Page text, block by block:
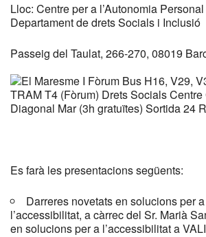
Lloc: Centre per a l’Autonomia
Departament de drets Socials i Inclusió
Passeig del Taulat, 266-270,
Es farà les presentacions següents:
Darreres novetats en solucions per
l’accessibilitat, a càrrec del Sr. Marià
en solucions per a l’accessibilitat a